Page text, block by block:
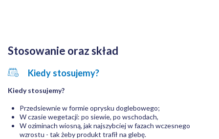
Stosowanie oraz skład
Kiedy stosujemy?
Kiedy stosujemy?
Przedsiewnie w formie oprysku doglebowego;
W czasie wegetacji: po siewie, po wschodach,
W oziminach wiosną, jak najszybciej w fazach wczesnego
wzrostu - tak żeby produkt trafił na glebę.